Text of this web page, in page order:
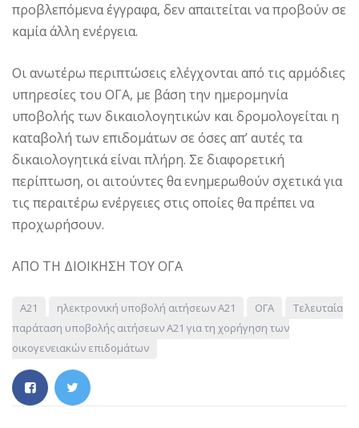
προβλεπόμενα έγγραφα, δεν απαιτείται να προβούν σε
καμία άλλη ενέργεια.
Οι ανωτέρω περιπτώσεις ελέγχονται από τις αρμόδιες
υπηρεσίες του ΟΓΑ, με βάση την ημερομηνία
υποβολής των δικαιολογητικών και δρομολογείται η
καταβολή των επιδομάτων σε όσες απ’ αυτές τα
δικαιολογητικά είναι πλήρη. Σε διαφορετική
περίπτωση, οι αιτούντες θα ενημερωθούν σχετικά για
τις περαιτέρω ενέργειες στις οποίες θα πρέπει να
προχωρήσουν.
ΑΠΟ ΤΗ ΔΙΟΙΚΗΣΗ ΤΟΥ ΟΓΑ
Α21 ηλεκτρονική υποβολή αιτήσεων Α21 ΟΓΑ
Τελευταία
παράταση υποβολής αιτήσεων Α21 για τη χορήγηση των
οικογενειακών επιδομάτων